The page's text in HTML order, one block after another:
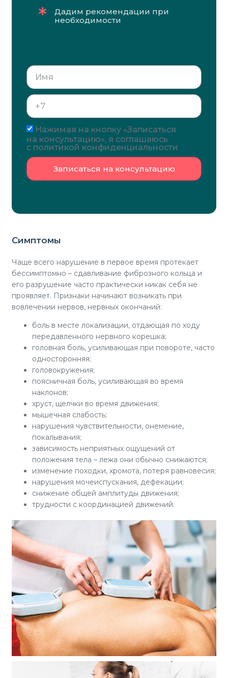
Дадим рекомендации при
необходимости
Нажимая на кнопку «Записаться
на консультацию», я соглашаюсь
с политикой конфиденциальности
Записаться на консультацию
Симптомы
Чаще всего нарушение в первое время протекает
бессимптомно – сдавливание фиброзного кольца и
его разрушение часто практически никак себя не
проявляет. Признаки начинают возникать при
вовлечении нервов, нервных окончаний:
боль в месте локализации, отдающая по ходу
передавленного нервного корешка;
головная боль, усиливающая при повороте, часто
односторонняя;
головокружения;
поясничная боль, усиливающая во время
наклонов;
хруст, щелчки во время движения;
мышечная слабость;
нарушения чувствительности, онемение,
покалывания;
зависимость неприятных ощущений от
положения тела – лежа они обычно снижаются;
изменение походки, хромота, потеря равновесия;
нарушения мочеиспускания, дефекации;
снижение общей амплитуды движения;
трудности с координацией движений.